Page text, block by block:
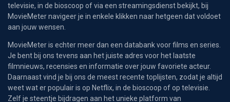
televisie, in de bioscoop of via een streamingsdienst bekijkt, bij
MovieMeter navigeer je in enkele klikken naar hetgeen dat voldoet
aan jouw wensen.
MovieMeter is echter meer dan een databank voor films en series.
Je bent bij ons tevens aan het juiste adres voor het laatste
filmnieuws, recensies en informatie over jouw favoriete acteur.
Daarnaast vind je bij ons de meest recente toplijsten, zodat je altijd
weet wat er populair is op Netflix, in de bioscoop of op televisie.
Zelf je steentje bijdragen aan het unieke platform van